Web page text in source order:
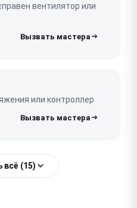
вентилятор или
или контроллер
всё (15)